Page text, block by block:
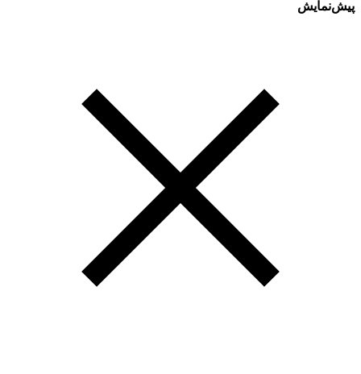
پیش‌نمایش